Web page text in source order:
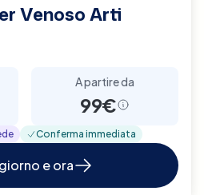
Venoso Arti
A partire da
99€
Conferma immediata
e ora